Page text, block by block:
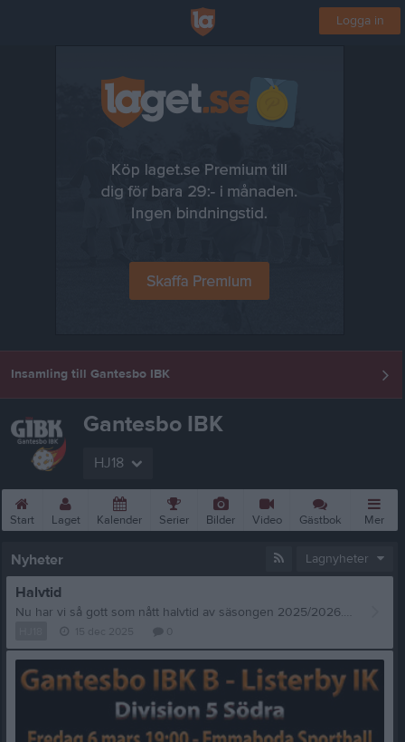
Logga in
Insamling till Gantesbo IBK
Gantesbo IBK
HJ18
Start Laget Kalender Serier Bilder Video Gästbok Mer
Nyheter Lagnyheter
Halvtid
Nu har vi så gott som nått halvtid av säsongen 2025/2026. Vi har fått uppleva rolig och bra innebandy på plan och bra stämning på läktaren. Stort TACK till er alla för tiden ni lägger ner och TACK till er ledare för jobbet ni gör! Under fliken dokument här på hemsidan så hittar ni Gantesbos föreningspolicicy! Jag vill också Tacka för erat engagemang och Stödet vid vårat samarbete med folkspel. Ingen kan göra allt men alla kan vi göra något. Än finns det fortfarande lotter kvar till Jul och Nyår så frågar gärna runt bland släkt och vänner. Hör av er om ni vill ha mer! Stort Lycka till och jag hoppas ni har turen med er på de olika lotterna! STORT TACK till er alla! Som ni vet är Gantesbo medlemmar i Pantamera. Vill ni skänka panten som kan tänkas bli efter julen och nyårshelgen så hör av er! Till er alla en riktigt fröjdefull Jul, ett gott slut på 2025 och ett Gott Nytt 2026! Rebecca Johansson Ordförande Gantesbo IBK 0702416834